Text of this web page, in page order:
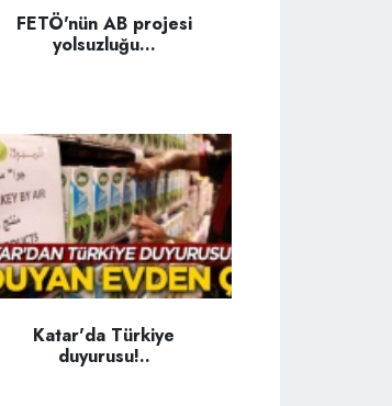
FETÖ'nün AB projesi
yolsuzluğu...
Katar'da Türkiye
duyurusu!..